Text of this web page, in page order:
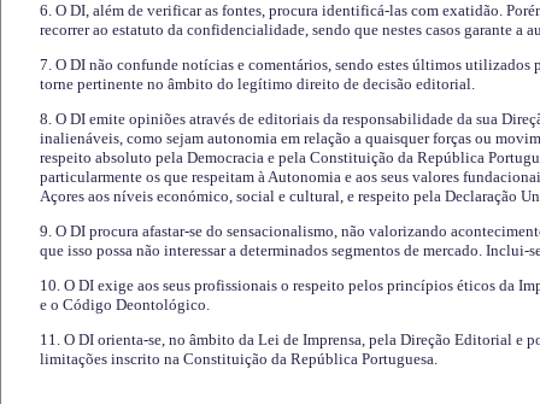
6. O DI, além de verificar as fontes, procura identificá-las com exatidão.
recorrer ao estatuto da confidencialidade, sendo que nestes casos garante a
7. O DI não confunde notícias e comentários, sendo estes últimos utilizados
torne pertinente no âmbito do legítimo direito de decisão editorial.
8. O DI emite opiniões através de editoriais da responsabilidade da sua
inalienáveis, como sejam autonomia em relação a quaisquer forças ou
respeito absoluto pela Democracia e pela Constituição da República
particularmente os que respeitam à Autonomia e aos seus valores
Açores aos níveis económico, social e cultural, e respeito pela Declaração
9. O DI procura afastar-se do sensacionalismo, não valorizando
que isso possa não interessar a determinados segmentos de mercado.
10. O DI exige aos seus profissionais o respeito pelos princípios éticos da
e o Código Deontológico.
11. O DI orienta-se, no âmbito da Lei de Imprensa, pela Direção Editorial e
limitações inscrito na Constituição da República Portuguesa.